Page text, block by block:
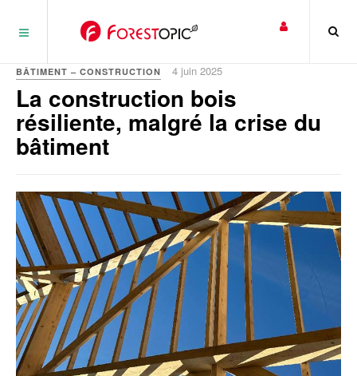
BÂTIMENT – CONSTRUCTION 4 juin 2025
La construction bois
résiliente, malgré la crise du
bâtiment